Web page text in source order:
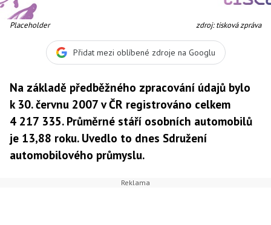
Placeholder zdroj: tisková zpráva
Přidat mezi oblíbené zdroje na Googlu
Na základě předběžného zpracování údajů bylo
k 30. červnu 2007 v ČR registrováno celkem
4 217 335. Průměrné stáří osobních automobilů
je 13,88 roku. Uvedlo to dnes Sdružení
automobilového průmyslu.